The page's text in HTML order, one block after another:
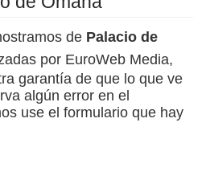
de Palacio de
por EuroWeb Media,
garantía de que lo que ve
algún error en el
use el formulario que hay